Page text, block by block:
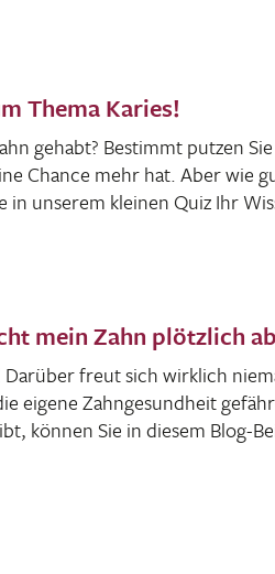
Thema Karies!
gehabt? Bestimmt putzen
Chance mehr hat. Aber wie
in unserem kleinen Quiz Ihr
mein Zahn plötzlich
freut sich wirk­lich
eigene Zahn­ge­sund­heit
können Sie in diesem Blog-